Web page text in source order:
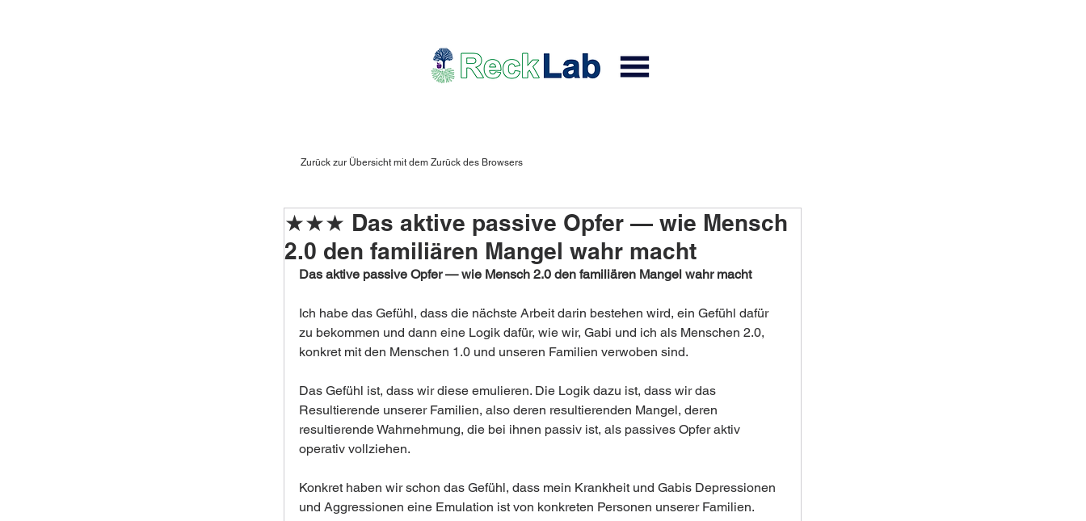
Zurück zur Übersicht mit dem Zurück des Browsers
★★★ Das aktive passive Opfer — wie Mensch
2.0 den familiären Mangel wahr macht
Das aktive passive Opfer — wie Mensch 2.0 den familiären Mangel wahr macht
Ich habe das Gefühl, dass die nächste Arbeit darin bestehen wird, ein Gefühl dafür
zu bekommen und dann eine Logik dafür, wie wir, Gabi und ich als Menschen 2.0,
konkret mit den Menschen 1.0 und unseren Familien verwoben sind.
Das Gefühl ist, dass wir diese emulieren. Die Logik dazu ist, dass wir das
Resultierende unserer Familien, also deren resultierenden Mangel, deren
resultierende Wahrnehmung, die bei ihnen passiv ist, als passives Opfer aktiv
operativ vollziehen.
Konkret haben wir schon das Gefühl, dass mein Krankheit und Gabis Depressionen
und Aggressionen eine Emulation ist von konkreten Personen unserer Familien.